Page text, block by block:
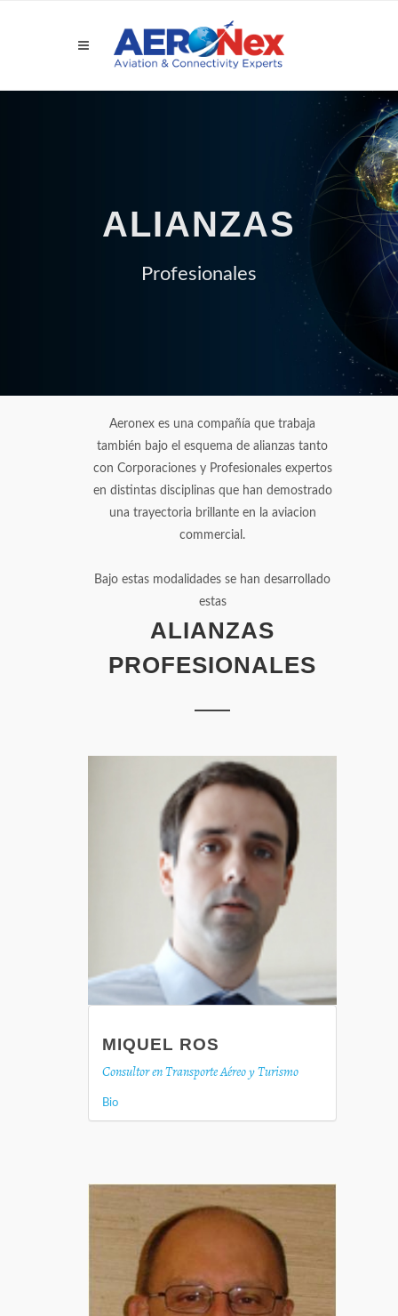
ALIANZAS
Profesionales
Aeronex es una compañía que trabaja
también bajo el esquema de alianzas tanto
con Corporaciones y Profesionales expertos
en distintas disciplinas que han demostrado
una trayectoria brillante en la aviacion
commercial.
Bajo estas modalidades se han desarrollado
estas
ALIANZAS
PROFESIONALES
MIQUEL ROS
Consultor en Transporte Aéreo y Turismo
Bio